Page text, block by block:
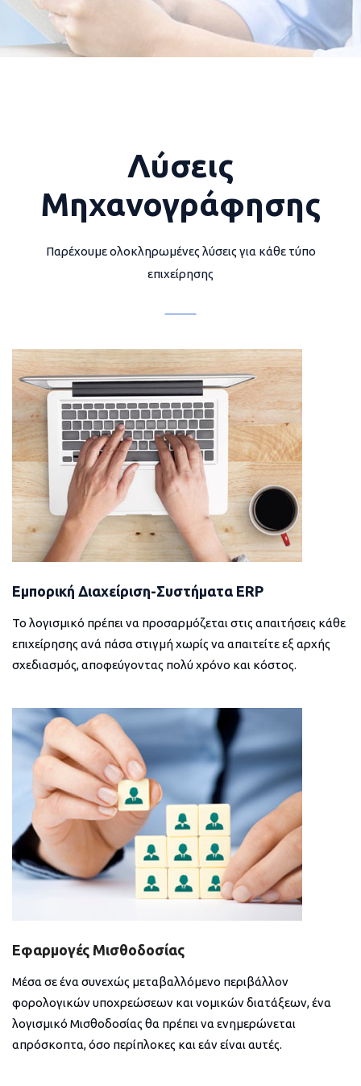
Λύσεις
Μηχανογράφησης
Παρέχουμε ολοκληρωμένες λύσεις για κάθε τύπο
επιχείρησης
Εμπορική Διαχείριση-Συστήματα ERP
Το λογισμικό πρέπει να προσαρμόζεται στις απαιτήσεις κάθε
επιχείρησης ανά πάσα στιγμή χωρίς να απαιτείτε εξ αρχής
σχεδιασμός, αποφεύγοντας πολύ χρόνο και κόστος.
Εφαρμογές Μισθοδοσίας
Μέσα σε ένα συνεχώς μεταβαλλόμενο περιβάλλον
φορολογικών υποχρεώσεων και νομικών διατάξεων, ένα
λογισμικό Μισθοδοσίας θα πρέπει να ενημερώνεται
απρόσκοπτα, όσο περίπλοκες και εάν είναι αυτές.